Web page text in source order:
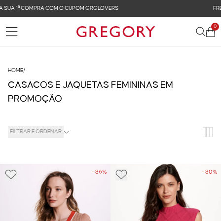
FRETE GRÁTIS NAS COMPRAS ACIMA DE R$ 899
0
HOME/
CASACOS E JAQUETAS FEMININAS EM
PROMOÇÃO
FILTRAR E ORDENAR
- 86% - 80%